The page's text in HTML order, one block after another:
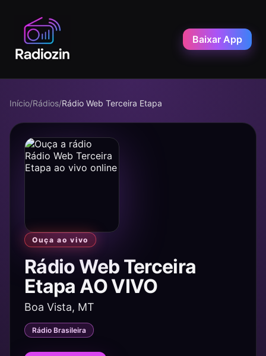
Baixar App
Início/Rádios/Rádio Web Terceira Etapa
Ouça ao vivo
Rádio Web Terceira
Etapa AO VIVO
Boa Vista, MT
Rádio Brasileira